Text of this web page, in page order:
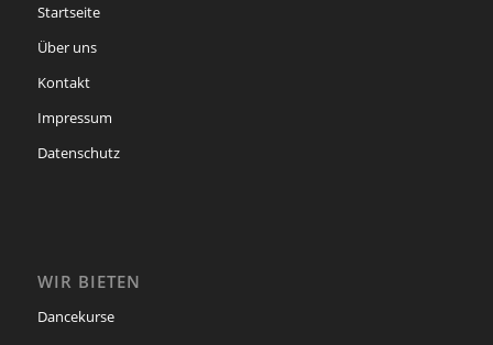
Startseite
Über uns
Kontakt
Impressum
Datenschutz
WIR BIETEN
Dancekurse